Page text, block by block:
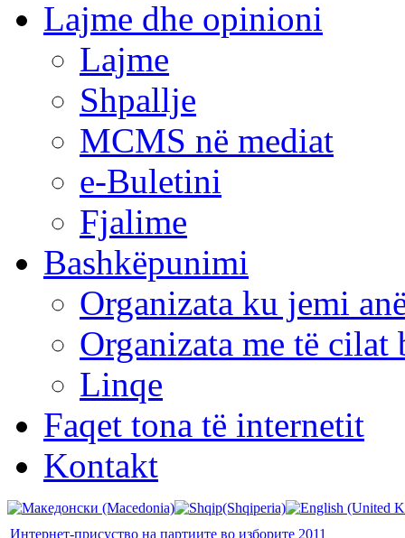
Lajme dhe opinioni
Lajme
Shpallje
MCMS në mediat
e-Buletini
Fjalime
Bashkëpunimi
Organizata ku jemi
Organizata me të cilat
Linqe
Faqet tona të internetit
Kontakt
Интернет-присуство на партиите во изборите 2011